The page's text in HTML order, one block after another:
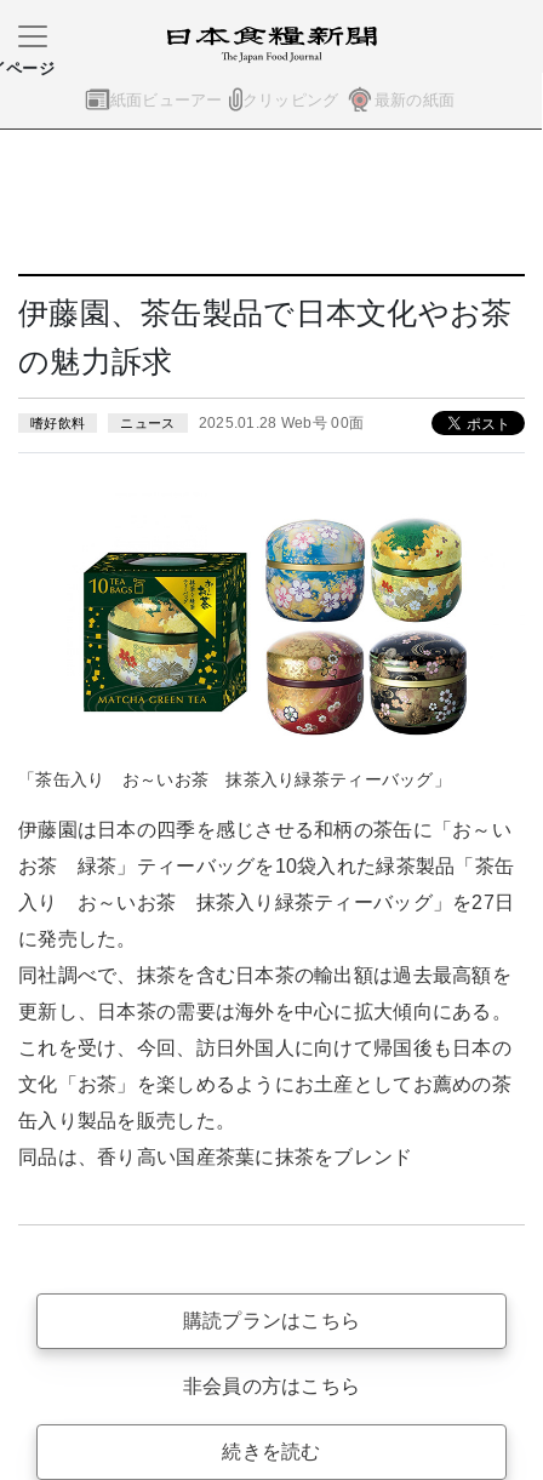
紙面ビューアー クリッピング 最新の紙面
ページ
伊藤園、茶缶製品で日本文化やお茶
の魅力訴求
嗜好飲料 ニュース 2025.01.28 Web号 00面
「茶缶入り お～いお茶 抹茶入り緑茶ティーバッグ」
伊藤園は日本の四季を感じさせる和柄の茶缶に「お～い
お茶 緑茶」ティーバッグを10袋入れた緑茶製品「茶缶
入り お～いお茶 抹茶入り緑茶ティーバッグ」を27日
に発売した。
同社調べで、抹茶を含む日本茶の輸出額は過去最高額を
更新し、日本茶の需要は海外を中心に拡大傾向にある。
これを受け、今回、訪日外国人に向けて帰国後も日本の
文化「お茶」を楽しめるようにお土産としてお薦めの茶
缶入り製品を販売した。
同品は、香り高い国産茶葉に抹茶をブレンド
購読プランはこちら
非会員の方はこちら
続きを読む